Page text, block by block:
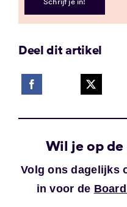
Deel dit artikel
Wil je op
Volg ons dagelijks
in voor de